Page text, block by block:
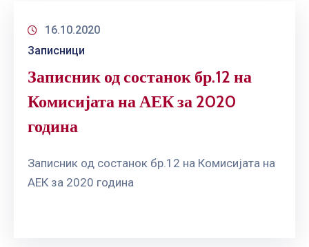
16.10.2020
Записници
Записник од состанок бр.12 на
Комисијата на АЕК за 2020
година
Записник од состанок бр.12 на Комисијата на
АЕК за 2020 година